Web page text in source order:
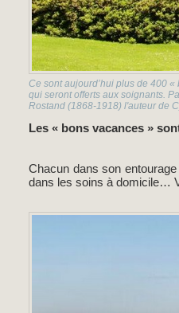
Ce sont aujourd’hui plus de 400
qui seront offerts aux soignants.
Rostand (1868-1918) l'auteur de
Les « bons vacances »
Chacun dans son
dans les soins à domicile…